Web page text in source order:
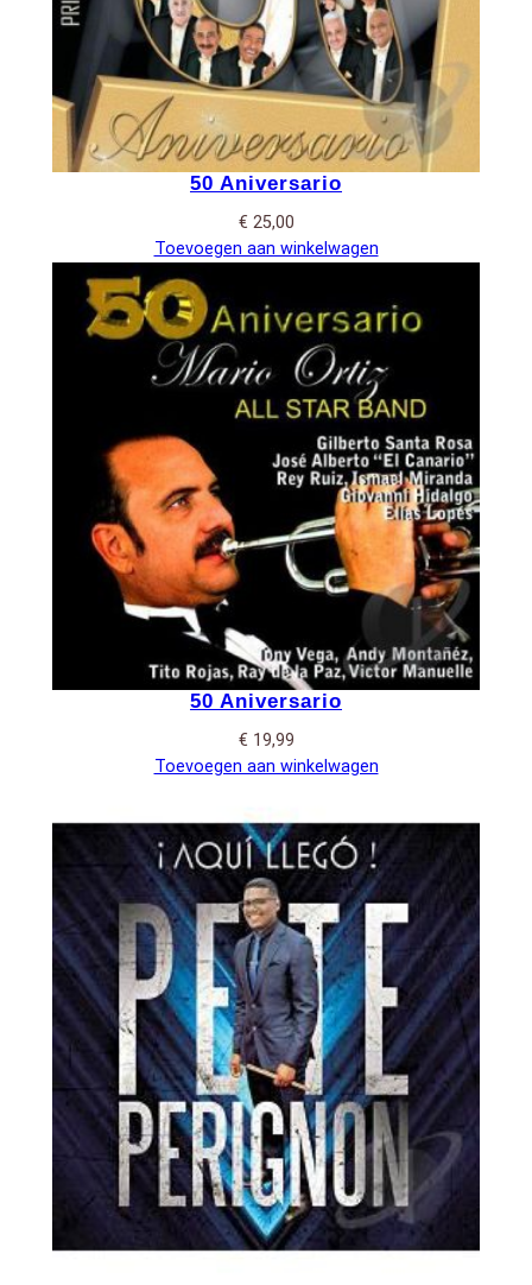
50 Aniversario
€ 25,00
Toevoegen aan winkelwagen
50 Aniversario
€ 19,99
Toevoegen aan winkelwagen